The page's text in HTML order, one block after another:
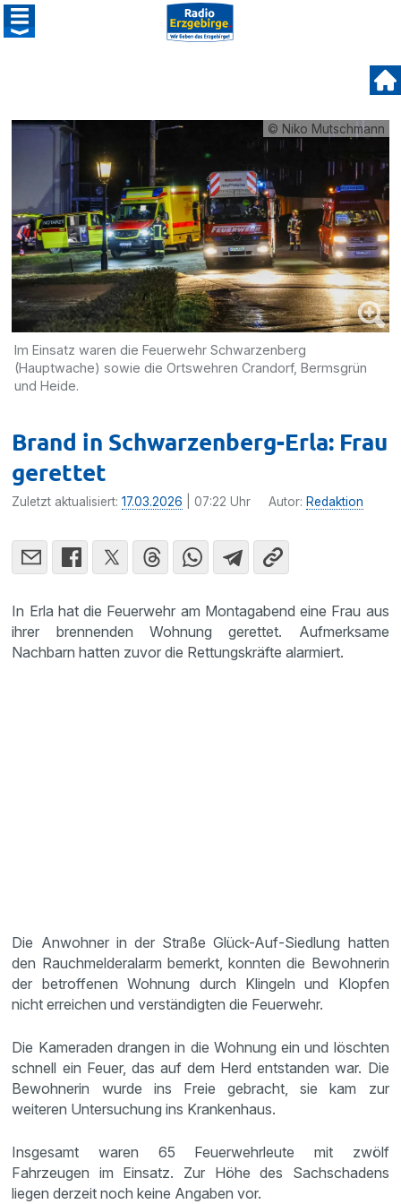
© Niko Mutschmann
Im Einsatz waren die Feuerwehr Schwarzenberg
(Hauptwache) sowie die Ortswehren Crandorf, Bermsgrün
und Heide.
Brand in Schwarzenberg-Erla: Frau
gerettet
Zuletzt aktualisiert:17.03.2026 | 07:22 Uhr Autor: Redaktion
In Erla hat die Feuerwehr am Montagabend eine Frau aus
ihrer brennenden Wohnung gerettet. Aufmerksame
Nachbarn hatten zuvor die Rettungskräfte alarmiert.
Die Anwohner in der Straße Glück-Auf-Siedlung hatten
den Rauchmelderalarm bemerkt, konnten die Bewohnerin
der betroffenen Wohnung durch Klingeln und Klopfen
nicht erreichen und verständigten die Feuerwehr.
Die Kameraden drangen in die Wohnung ein und löschten
schnell ein Feuer, das auf dem Herd entstanden war. Die
Bewohnerin wurde ins Freie gebracht, sie kam zur
weiteren Untersuchung ins Krankenhaus.
Insgesamt waren 65 Feuerwehrleute mit zwölf
Fahrzeugen im Einsatz. Zur Höhe des Sachschadens
liegen derzeit noch keine Angaben vor.